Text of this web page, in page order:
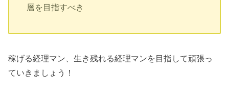
層を目指すべき
稼げる経理マン、生き残れる経理マンを目指して頑張っ
ていきましょう！